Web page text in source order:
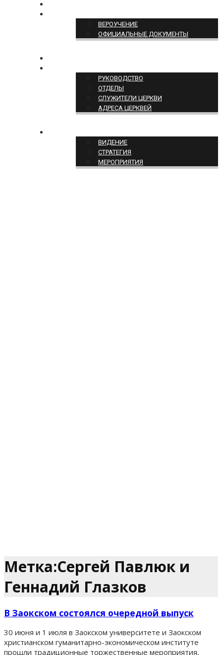
ВЕРОУЧЕНИЕ
ОФИЦИАЛЬНЫЕ ДОКУМЕНТЫ
РУКОВОДСТВО
ОТДЕЛЫ
СЛУЖИТЕЛИ ЦЕРКВИ
АДРЕСА ЦЕРКВЕЙ
ВИДЕНИЕ
СТРАТЕГИЯ
МЕРОПРИЯТИЯ
Метка:Сергей Павлюк и
Геннадий Глазков
В Заокском состоялся очередной выпуск
30 июня и 1 июля в Заокском университете и Заокском
христианском гуманитарно-экономическом институте
прошли традиционные торжественные мероприятия,